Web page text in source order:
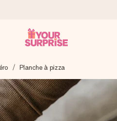
puissiez l’offrir au bon
Planche à pizza